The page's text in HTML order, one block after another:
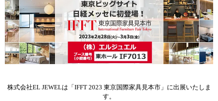
株式会社EL JEWELは「IFFT 2023 東京国際家具見本市」に出展いたしま
す。